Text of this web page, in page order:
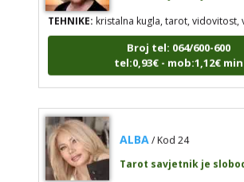
TEHNIKE:kristalna kugla, tarot, vidovitost,
Broj tel: 064/600-600
tel:0,93€ - mob:1,12€ min
ALBA / Kod 24
Tarot savjetnik je